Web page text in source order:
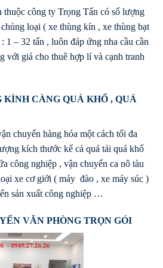
công ty Trọng Tấn có số lượng
loại ( xe thùng kín , xe thùng bạt
1 – 32 tấn , luôn đáp ứng nha cầu cần
với giá cho thuê hợp lí và cạnh tranh
CÀNG QUÁ KHỔ , QUÁ
chuyển hàng hóa một cách tối đa
kích thước kể cả quá tải quá khổ
công nghiệp , vận chuyển ca nô tàu
xe cơ giới ( máy đào , xe máy súc )
sản xuất công nghiệp …
VĂN PHÒNG TRỌN GÓI